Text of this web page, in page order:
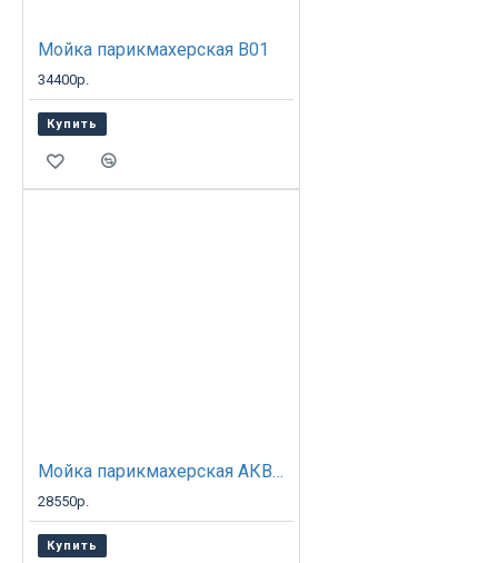
Мойка парикмахерская B01
34400р.
Купить
Мойка парикмахерская АКВА с креслом ИНЕКС
28550р.
Купить